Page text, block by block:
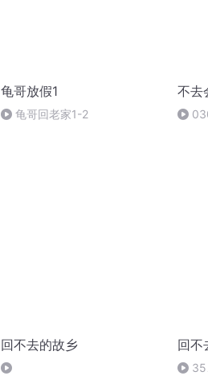
龟哥放假1
龟哥回老家1-2
不去
回不去的故乡 回不
35